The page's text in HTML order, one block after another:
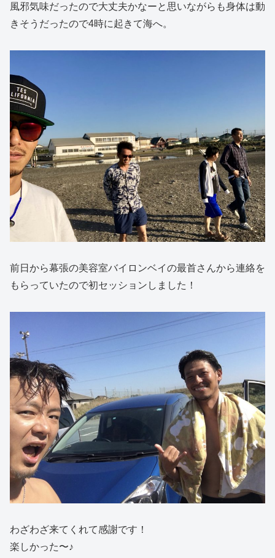
風邪気味だったので大丈夫かなーと思いながらも身体は動
きそうだったので4時に起きて海へ。
前日から幕張の美容室バイロンベイの最首さんから連絡を
もらっていたので初セッションしました！
わざわざ来てくれて感謝です！
楽しかった〜♪